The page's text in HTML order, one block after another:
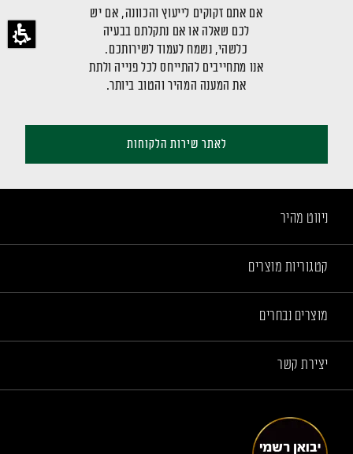
אם אתם זקוקים לייעוץ והכוונה, אם יש
לכם שאלה או אם נתקלתם בבעיה
כלשהי, נשמח לעמוד לשירותכם.
אנו מתחייבים להתייחס לכל פנייה ולתת
את המענה המהיר והטוב ביותר.
לאתר שירות הלקוחות
ניווט מהיר
קטגוריות מוצרים
מוצרים נבחרים
יצירת קשר